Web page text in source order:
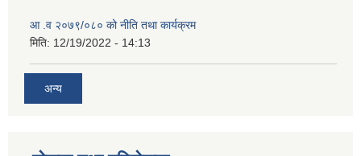
आ .व २०७९/०८० को नीति तथा कार्यक्रम
मिति: 12/19/2022 - 14:13
अन्य